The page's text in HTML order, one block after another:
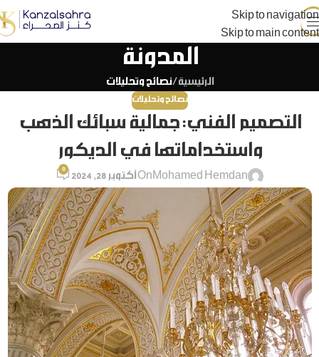
Skip to navigation
Skip to main content
المدونة
الرئيسية /نصائح وتحليلات
نصائح وتحليلات
التصميم الفني: جمالية سبائك الذهب
واستخداماتها في الديكور
Mohamed Hemdan On أكتوبر 28, 2024
0